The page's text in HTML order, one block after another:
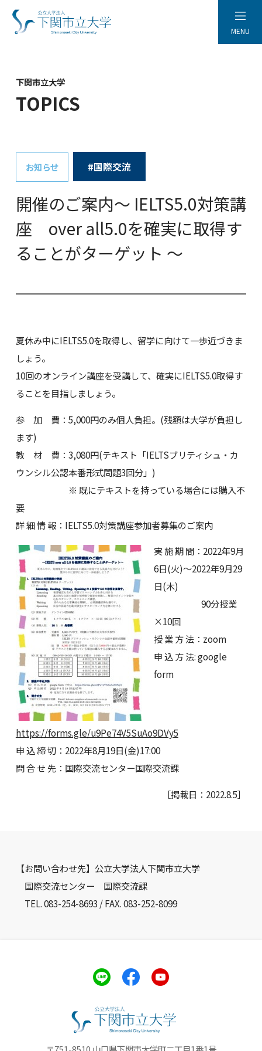
MENU
下関市立大学
TOPICS
お知らせ #国際交流
開催のご案内～ IELTS5.0対策講
座 over all5.0を確実に取得す
ることがターゲット ～
夏休み中にIELTS5.0を取得し、留学に向けて一歩近づきま
しょう。
10回のオンライン講座を受講して、確実にIELTS5.0取得す
ることを目指しましょう。
参 加 費：5,000円のみ個人負担。(残額は大学が負担し
ます)
教 材 費：3,080円(テキスト「IELTSブリティシュ・カ
ウンシル公認本番形式問題3回分」)
※ 既にテキストを持っている場合には購入不
要
詳 細 情 報：IELTS5.0対策講座参加者募集のご案内
実 施 期 間：2022年9月
6日(火)～2022年9月29
日(木)
90分授業
×10回
授 業 方 法：zoom
申 込 方 法: google
form
https://forms.gle/u9Pe74V5SuAo9DVy5
申 込 締 切：2022年8月19日(金)17:00
問 合 せ 先：国際交流センター国際交流課
［掲載日：2022.8.5］
【お問い合わせ先】公立大学法人下関市立大学
国際交流センター 国際交流課
TEL. 083-254-8693 / FAX. 083-252-8099